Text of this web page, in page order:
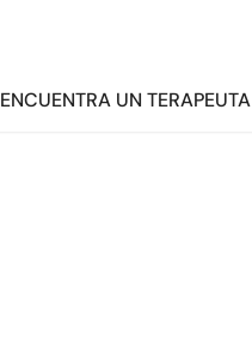
ENCUENTRA UN TERAPEUTA